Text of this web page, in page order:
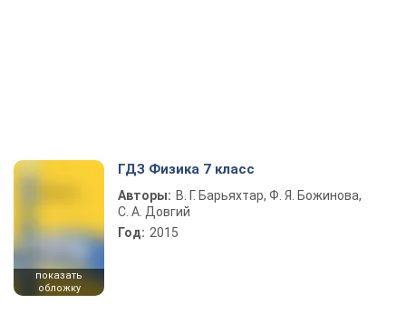
показать
обложку
ГДЗ Физика 7 класс
Авторы: В. Г. Барьяхтар, Ф. Я. Божинова,
С. А. Довгий
Год: 2015